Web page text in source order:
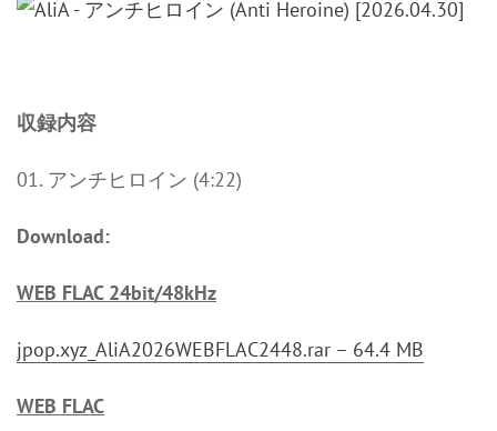
収録内容
01. アンチヒロイン (4:22)
Download:
WEB FLAC 24bit/48kHz
jpop.xyz_AliA2026WEBFLAC2448.rar – 64.4 MB
WEB FLAC